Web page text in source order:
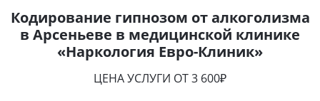
Кодирование гипнозом от алкоголизма
в Арсеньеве в медицинской клинике
«Наркология Евро-Клиник»
ЦЕНА УСЛУГИ ОТ 3 600₽